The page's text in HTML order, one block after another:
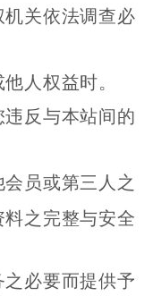
关依法调查必
人权益时。
反与本站间的
员或第三人之
料之完整与安全
必要而提供予